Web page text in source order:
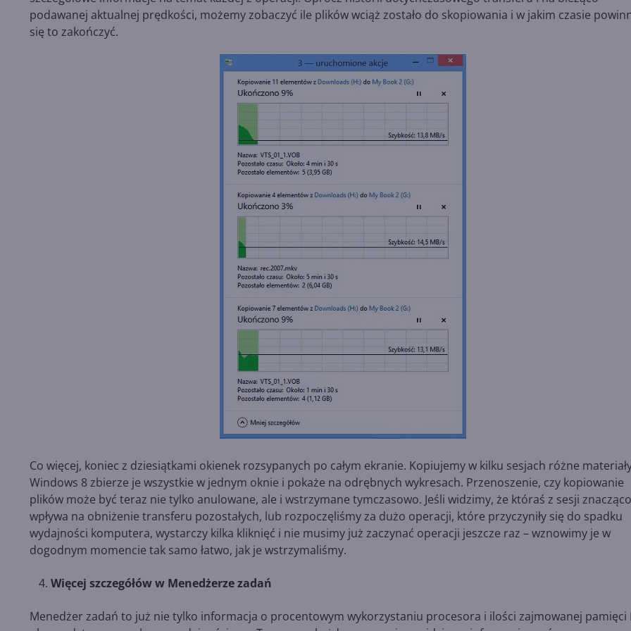
podawanej aktualnej prędkości, możemy zobaczyć ile plików wciąż zostało do skopiowania i w jakim czasie
się to zakończyć.
Co więcej, koniec z dziesiątkami okienek rozsypanych po całym ekranie. Kopiujemy w kilku sesjach różne
Windows 8 zbierze je wszystkie w jednym oknie i pokaże na odrębnych wykresach. Przenoszenie, czy kopiowanie
plików może być teraz nie tylko anulowane, ale i wstrzymane tymczasowo. Jeśli widzimy, że któraś z sesji znacząco
wpływa na obniżenie transferu pozostałych, lub rozpoczęliśmy za dużo operacji, które przyczyniły się do spadku
wydajności komputera, wystarczy kilka kliknięć i nie musimy już zaczynać operacji jeszcze raz – wznowimy je w
dogodnym momencie tak samo łatwo, jak je wstrzymaliśmy.
Więcej szczegółów w Menedżerze zadań
Menedżer zadań to już nie tylko informacja o procentowym wykorzystaniu procesora i ilości zajmowanej pamięci